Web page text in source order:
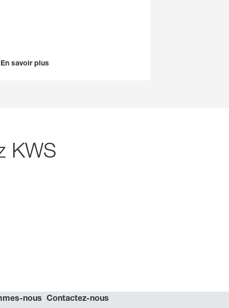
En savoir plus
KWS
nous Contactez-nous